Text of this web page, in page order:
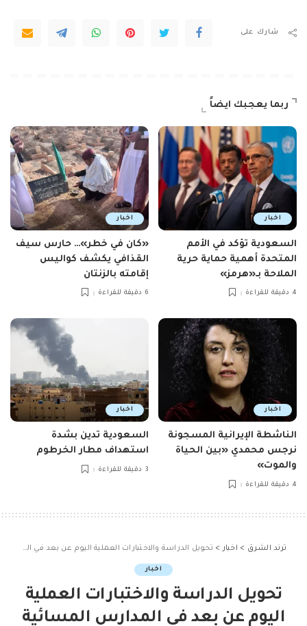
شارك على
ربما يعجبك ايضاً
اخبار
السعودية تؤكد في الأمم
المتحدة أهمية حماية حرية
الملاحة بـ«هرمز»
4 دقيقة للقراءة
اخبار
«كان في خطر»… حارس سيف
القذافي يكشف كواليس
إقامته بالزنتان
6 دقيقة للقراءة
اخبار
الناشطة الإيرانية المسجونة
نرجس محمدي «بين الحياة
والموت»
4 دقيقة للقراءة
اخبار
السعودية تدين بشدة
استهداف مطار الخرطوم
3 دقيقة للقراءة
ترند الشرق > اخبار > تحويل الدراسة والاختبارات العملية اليوم عن بعد في المدارس المسائية والتعليم المستمر بالعاصمة المقدسة ومحافظات الجموم وبحرة والكامل
اخبار
تحويل الدراسة والاختبارات العملية
اليوم عن بعد في المدارس المسائية